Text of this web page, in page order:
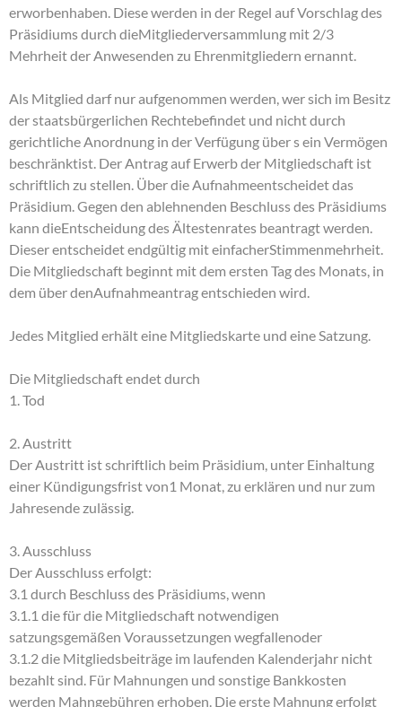
erworbenhaben. Diese werden in der Regel auf Vorschlag des
Präsidiums durch dieMitgliederversammlung mit 2/3
Mehrheit der Anwesenden zu Ehrenmitgliedern ernannt.
Als Mitglied darf nur aufgenommen werden, wer sich im Besitz
der staatsbürgerlichen Rechtebefindet und nicht durch
gerichtliche Anordnung in der Verfügung über s ein Vermögen
beschränktist. Der Antrag auf Erwerb der Mitgliedschaft ist
schriftlich zu stellen. Über die Aufnahmeentscheidet das
Präsidium. Gegen den ablehnenden Beschluss des Präsidiums
kann dieEntscheidung des Ältestenrates beantragt werden.
Dieser entscheidet endgültig mit einfacherStimmenmehrheit.
Die Mitgliedschaft beginnt mit dem ersten Tag des Monats, in
dem über denAufnahmeantrag entschieden wird.
Jedes Mitglied erhält eine Mitgliedskarte und eine Satzung.
Die Mitgliedschaft endet durch
1. Tod
2. Austritt
Der Austritt ist schriftlich beim Präsidium, unter Einhaltung
einer Kündigungsfrist von1 Monat, zu erklären und nur zum
Jahresende zulässig.
3. Ausschluss
Der Ausschluss erfolgt:
3.1 durch Beschluss des Präsidiums, wenn
3.1.1 die für die Mitgliedschaft notwendigen
satzungsgemäßen Voraussetzungen wegfallenoder
3.1.2 die Mitgliedsbeiträge im laufenden Kalenderjahr nicht
bezahlt sind. Für Mahnungen und sonstige Bankkosten
werden Mahngebühren erhoben. Die erste Mahnung erfolgt